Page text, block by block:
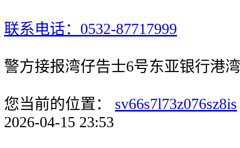
联系电话：0532-87717999
警方接报湾仔告士6号东亚银行港
您当前的位置： sv66s7l73z076sz8is
2026-04-15 23:53